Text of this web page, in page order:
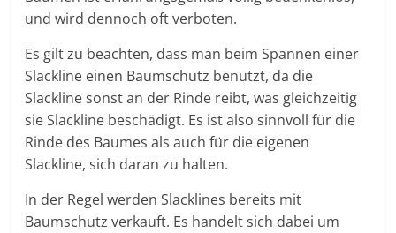
und wird dennoch oft verboten.
Es gilt zu beachten, dass man beim Spannen einer
Slackline einen Baumschutz benutzt, da die
Slackline sonst an der Rinde reibt, was gleichzeitig
sie Slackline beschädigt. Es ist also sinnvoll für die
Rinde des Baumes als auch für die eigenen
Slackline, sich daran zu halten.
In der Regel werden Slacklines bereits mit
Baumschutz verkauft. Es handelt sich dabei um